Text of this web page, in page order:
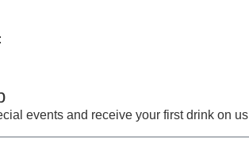
events and receive your first drink on